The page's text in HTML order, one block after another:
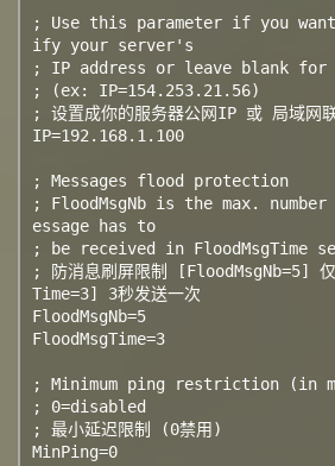
; Use this parameter if you
ify your server's
; IP address or leave blank for
; (ex: IP=154.253.21.56)
; 设置成你的服务器公网IP 或 局域网
IP=192.168.1.100
; Messages flood protection
; FloodMsgNb is the max.
essage has to
; be received in FloodMsgTime
; 防消息刷屏限制 [FloodMsgNb=5]
Time=3] 3秒发送一次
FloodMsgNb=5
FloodMsgTime=3
; Minimum ping restriction (in
; 0=disabled
; 最小延迟限制 (0禁用)
MinPing=0